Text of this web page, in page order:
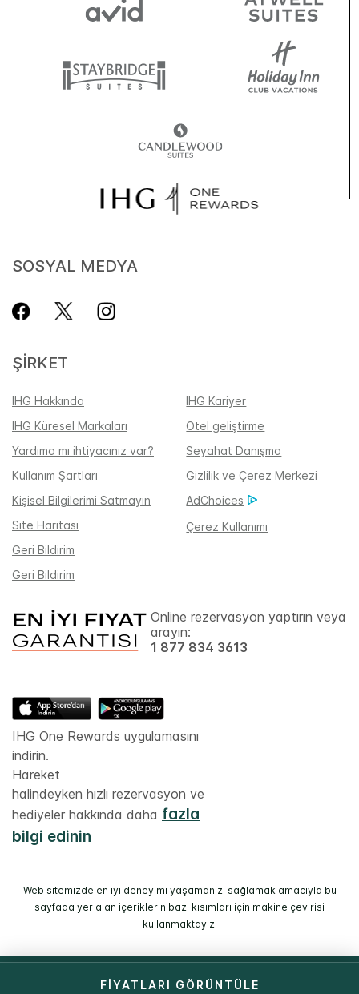
FIYATLARI GÖRÜNTÜLE
SOSYAL MEDYA
ŞIRKET
IHG Hakkında
IHG Kariyer
IHG Küresel Markaları
Otel geliştirme
Yardıma mı ihtiyacınız var?
Seyahat Danışma
Kullanım Şartları
Gizlilik ve Çerez Merkezi
Kişisel Bilgilerimi Satmayın
AdChoices
Site Haritası
Çerez Kullanımı
Geri Bildirim
Geri Bildirim
Online rezervasyon yaptırın veya
arayın:
1 877 834 3613
IHG One Rewards uygulamasını
indirin.
Hareket
halindeyken hızlı rezervasyon ve
hediyeler hakkında daha fazla
bilgi edinin
Web sitemizde en iyi deneyimi yaşamanızı sağlamak amacıyla bu
sayfada yer alan içeriklerin bazı kısımları için makine çevirisi
kullanmaktayız.
işletmesi bağımsız kişi veya kurumlara aittir.